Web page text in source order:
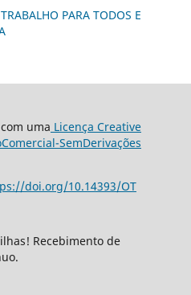
PARA TODOS E
uma Licença Creative
SemDerivações
doi.org/10.14393/OT
Recebimento de